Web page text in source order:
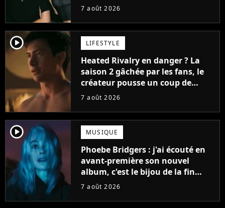
7 août 2026
player2 LIFESTYLE
Heated Rivalry en danger ? La
saison 2 gâchée par les fans, le
créateur pousse un coup de
gueule
7 août 2026
player2 MUSIQUE
Phoebe Bridgers : j'ai écouté en
avant-première son nouvel
album, c'est le bijou de la fin
d'été
7 août 2026